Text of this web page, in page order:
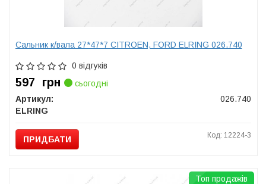
Сальник к/вала 27*47*7 CITROEN, FORD ELRING 026.740
0 відгуків
597 грн
сьогодні
Артикул:
026.740
ELRING
ПРИДБАТИ Код: 12224-3
Топ продажів